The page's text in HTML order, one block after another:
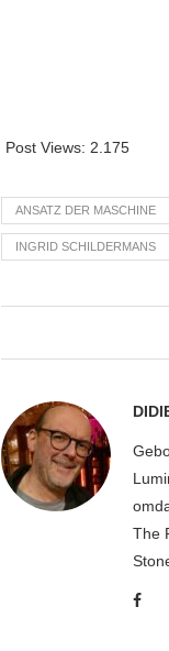
Post Views: 2.175
ANSATZ DER MASCHINE
INGRID SCHILDERMANS
The